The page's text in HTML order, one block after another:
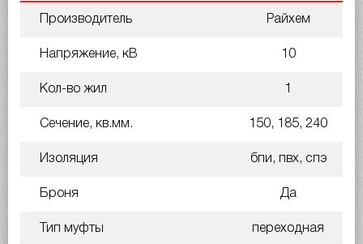
Производитель Райхем
Напряжение, кВ 10
Кол-во жил 1
Сечение, кв.мм. 150, 185, 240
Изоляция бпи, пвх, спэ
Броня Да
Тип муфты переходная